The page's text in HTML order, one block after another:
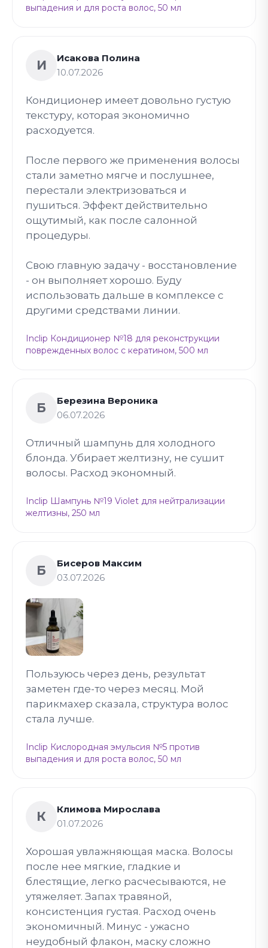
выпадения и для роста волос, 50 мл
И
Исакова Полина
10.07.2026
Кондиционер имеет довольно густую
текстуру, которая экономично
расходуется.
После первого же применения волосы
стали заметно мягче и послушнее,
перестали электризоваться и
пушиться. Эффект действительно
ощутимый, как после салонной
процедуры.
Свою главную задачу - восстановление
- он выполняет хорошо. Буду
использовать дальше в комплексе с
другими средствами линии.
Inclip Кондиционер №18 для реконструкции
поврежденных волос с кератином, 500 мл
Б
Березина Вероника
06.07.2026
Отличный шампунь для холодного
блонда. Убирает желтизну, не сушит
волосы. Расход экономный.
Inclip Шампунь №19 Violet для нейтрализации
желтизны, 250 мл
Б
Бисеров Максим
03.07.2026
Пользуюсь через день, результат
заметен где-то через месяц. Мой
парикмахер сказала, структура волос
стала лучше.
Inclip Кислородная эмульсия №5 против
выпадения и для роста волос, 50 мл
К
Климова Мирослава
01.07.2026
Хорошая увлажняющая маска. Волосы
после нее мягкие, гладкие и
блестящие, легко расчесываются, не
утяжеляет. Запах травяной,
консистенция густая. Расход очень
экономичный. Минус - ужасно
неудобный флакон, маску сложно